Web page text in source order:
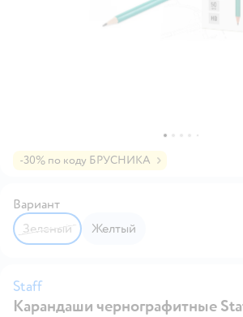
-30% по коду БРУСНИКА
Вариант
Зеленый
Желтый
Staff
Карандаши чернографитные